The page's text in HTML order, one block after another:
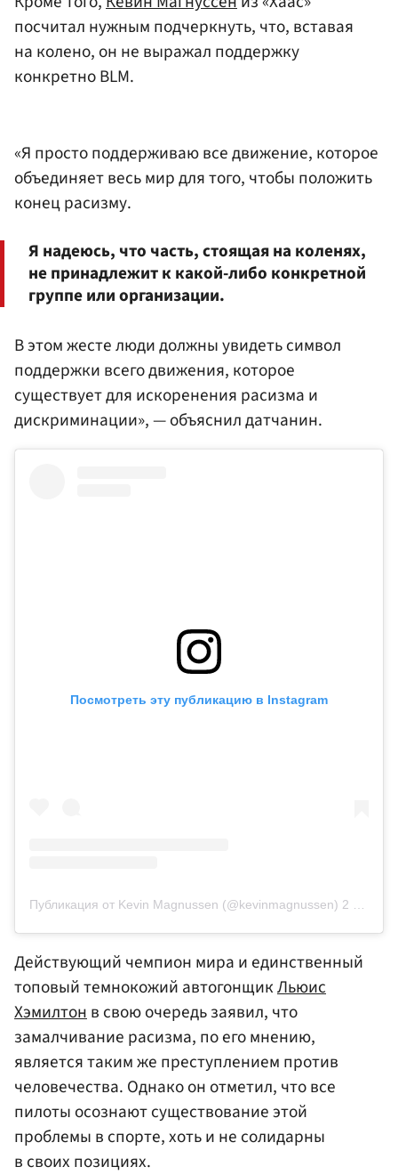
посчитал нужным подчеркнуть, что, вставая
на колено, он не выражал поддержку
конкретно BLM.
«Я просто поддерживаю все движение, которое
объединяет весь мир для того, чтобы положить
конец расизму.
Я надеюсь, что часть, стоящая на коленях,
не принадлежит к какой-либо конкретной
группе или организации.
В этом жесте люди должны увидеть символ
поддержки всего движения, которое
существует для искоренения расизма и
дискриминации», — объяснил датчанин.
Посмотреть эту публикацию в Instagram
Публикация от Kevin Magnussen (@kevinmagnussen) 2 Июл 2020 в 9:20 PDT
Действующий чемпион мира и единственный
топовый темнокожий автогонщикЛьюис
Хэмилтонв свою очередь заявил, что
замалчивание расизма, по его мнению,
является таким же преступлением против
человечества. Однако он отметил, что все
пилоты осознают существование этой
проблемы в спорте, хоть и не солидарны
в своих позициях.